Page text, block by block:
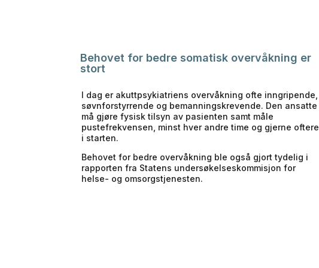
Behovet for bedre somatisk overvåkning er
stort
I dag er akuttpsykiatriens overvåkning ofte inngripende,
søvnforstyrrende og bemanningskrevende. Den ansatte
må gjøre fysisk tilsyn av pasienten samt måle
pustefrekvensen, minst hver andre time og gjerne oftere
i starten.
Behovet for bedre overvåkning ble også gjort tydelig i
rapporten fra Statens undersøkelseskommisjon for
helse- og omsorgstjenesten.